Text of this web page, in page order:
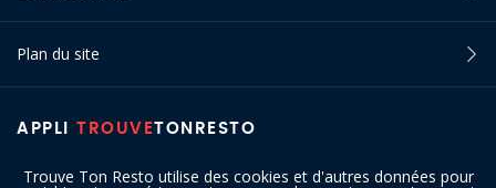
Trouve Ton Resto utilise des cookies et d'autres données pour
APPLI TROUVETONRESTO
Plan du site